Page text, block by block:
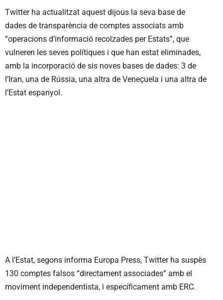
Twitter ha actualitzat aquest dijous la seva base de
dades de transparència de comptes associats amb
“operacions d’informació recolzades per Estats”, que
vulneren les seves polítiques i que han estat eliminades,
amb la incorporació de sis noves bases de dades: 3 de
l’Iran, una de Rússia, una altra de Veneçuela i una altra de
l’Estat espanyol.
A l’Estat, segons informa Europa Press, Twitter ha suspès
130 comptes falsos “directament associades” amb el
moviment independentista, i específicament amb ERC.